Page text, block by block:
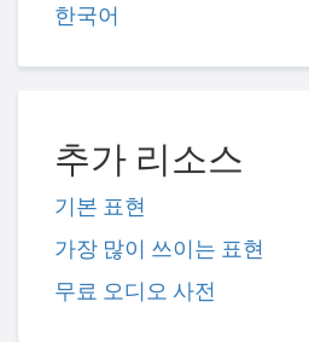
한국어
추가 리소스
기본 표현
가장 많이 쓰이는 표현
무료 오디오 사전